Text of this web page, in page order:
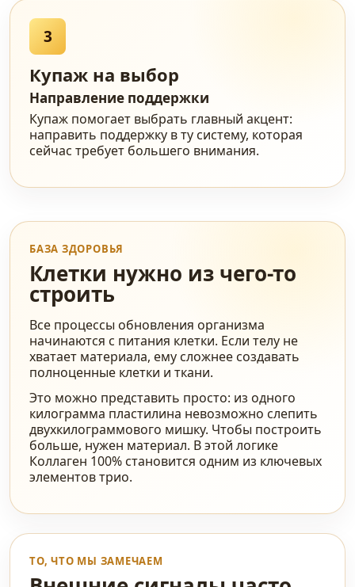
3
Купаж на выбор
Направление поддержки
Купаж помогает выбрать главный акцент:
направить поддержку в ту систему, которая
сейчас требует большего внимания.
БАЗА ЗДОРОВЬЯ
Клетки нужно из чего-то
строить
Все процессы обновления организма
начинаются с питания клетки. Если телу не
хватает материала, ему сложнее создавать
полноценные клетки и ткани.
Это можно представить просто: из одного
килограмма пластилина невозможно слепить
двухкилограммового мишку. Чтобы построить
больше, нужен материал. В этой логике
Коллаген 100% становится одним из ключевых
элементов трио.
ТО, ЧТО МЫ ЗАМЕЧАЕМ